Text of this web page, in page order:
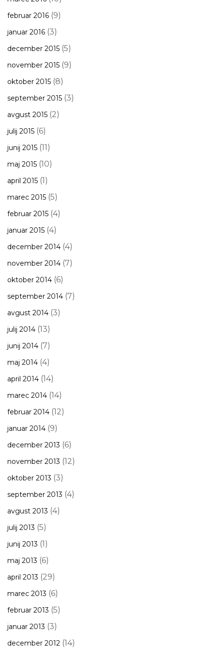
februar 2016 (9)
januar 2016 (3)
december 2015 (5)
november 2015 (9)
oktober 2015 (8)
september 2015 (3)
avgust 2015 (2)
julij 2015 (6)
junij 2015 (11)
maj 2015 (10)
april 2015 (1)
marec 2015 (5)
februar 2015 (4)
januar 2015 (4)
december 2014 (4)
november 2014 (7)
oktober 2014 (6)
september 2014 (7)
avgust 2014 (3)
julij 2014 (13)
junij 2014 (7)
maj 2014 (4)
april 2014 (14)
marec 2014 (14)
februar 2014 (12)
januar 2014 (9)
december 2013 (6)
november 2013 (12)
oktober 2013 (3)
september 2013 (4)
avgust 2013 (4)
julij 2013 (5)
junij 2013 (1)
maj 2013 (6)
april 2013 (29)
marec 2013 (6)
februar 2013 (5)
januar 2013 (3)
december 2012 (14)